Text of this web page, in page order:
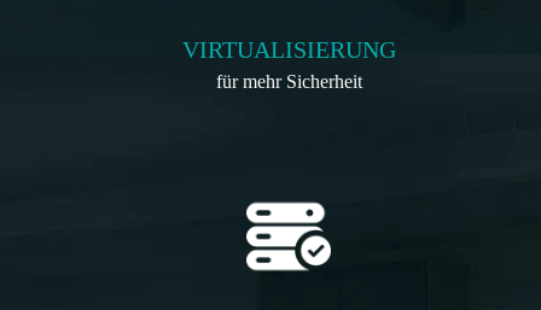
VIRTUALISIERUNG
für mehr Sicherheit